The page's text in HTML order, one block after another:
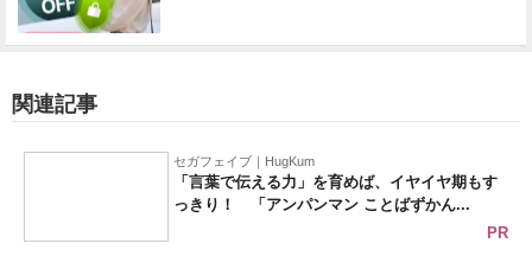
関連記事
セガフェイブ｜HugKum
「言葉で伝える力」を育めば、イヤイヤ期もす
っきり！ 「アンパンマン ことばずかん...
PR